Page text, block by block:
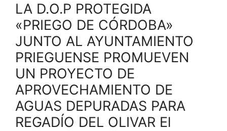
LA D.O.P PROTEGIDA
«PRIEGO DE CÓRDOBA»
JUNTO AL AYUNTAMIENTO
PRIEGUENSE PROMUEVEN
UN PROYECTO DE
APROVECHAMIENTO DE
AGUAS DEPURADAS PARA
REGADÍO DEL OLIVAR El